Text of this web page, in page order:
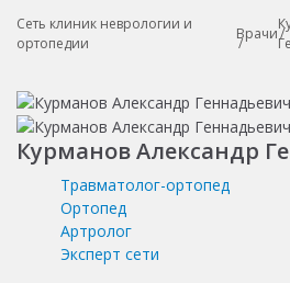
Сеть клиник неврологии и
ортопедии
Врачи
Курманов Александр
Травматолог-ортопед
Ортопед
Артролог
Эксперт сети